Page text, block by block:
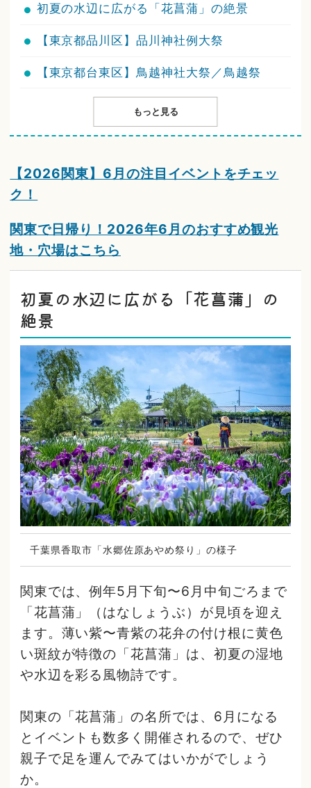
初夏の水辺に広がる「花菖蒲」の絶景
【東京都品川区】品川神社例大祭
【東京都台東区】鳥越神社大祭／鳥越祭
もっと見る
【2026関東】6月の注目イベントをチェッ
ク！
関東で日帰り！2026年6月のおすすめ観光
地・穴場はこちら
初夏の水辺に広がる「花菖蒲」の
絶景
千葉県香取市「水郷佐原あやめ祭り」の様子
関東では、例年5月下旬〜6月中旬ごろまで
「花菖蒲」（はなしょうぶ）が見頃を迎え
ます。薄い紫〜青紫の花弁の付け根に黄色
い斑紋が特徴の「花菖蒲」は、初夏の湿地
や水辺を彩る風物詩です。
関東の「花菖蒲」の名所では、6月になる
とイベントも数多く開催されるので、ぜひ
親子で足を運んでみてはいかがでしょう
か。